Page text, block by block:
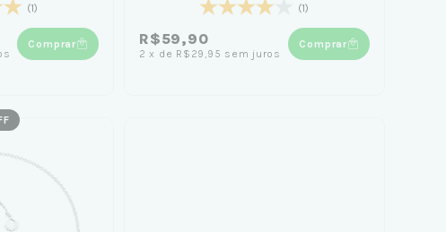
(1)
Comprar
(1)
R$59,90
2 x de R$29,95 sem juros
Comprar